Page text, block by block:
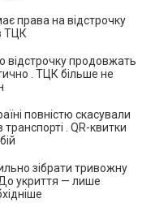
права на відстрочку
ТЦК
відстрочку продовжать
. ТЦК більше не
повністю скасували
транспорті . QR-квитки
зібрати тривожну
До укриття — лише